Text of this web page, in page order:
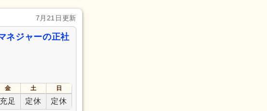
7月21日更新
ネジャーの正社
金 土
日
充足 定休 定休